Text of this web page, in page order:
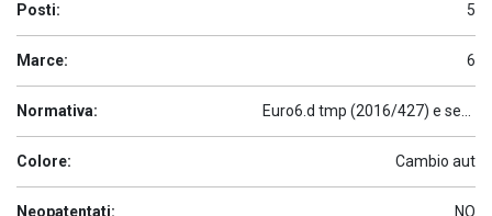
Posti: 5
Marce: 6
Normativa:
Colore: Cambio aut
Neopatentati: NO